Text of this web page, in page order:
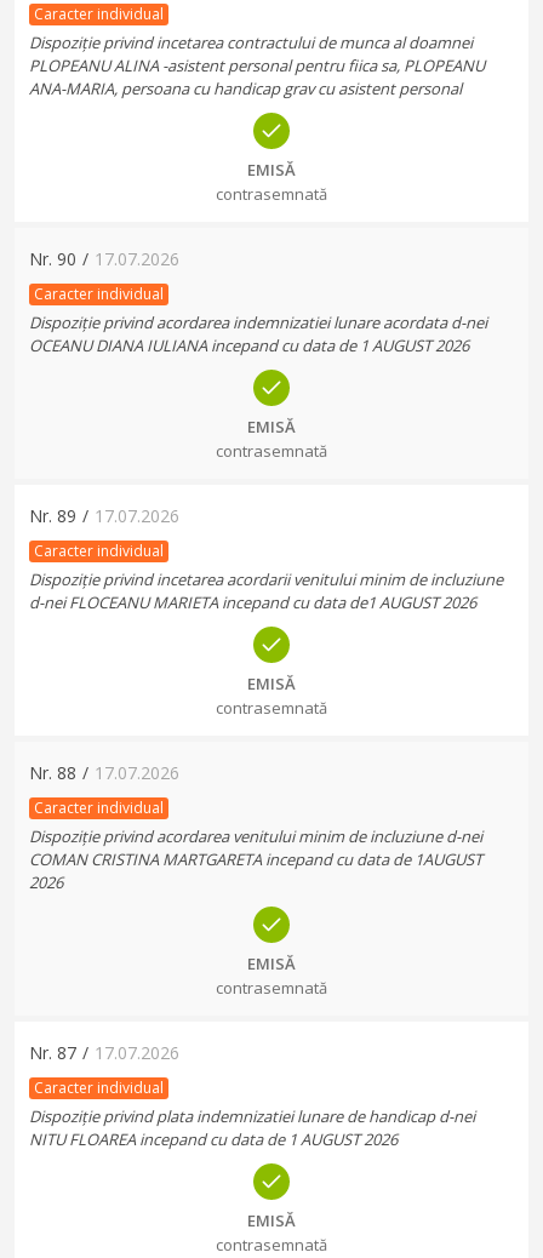
Caracter individual
Dispoziție privind incetarea contractului de munca al doamnei
PLOPEANU ALINA -asistent personal pentru fiica sa, PLOPEANU
ANA-MARIA, persoana cu handicap grav cu asistent personal
EMISĂ
contrasemnată
Nr. 90 / 17.07.2026
Caracter individual
Dispoziție privind acordarea indemnizatiei lunare acordata d-nei
OCEANU DIANA IULIANA incepand cu data de 1 AUGUST 2026
EMISĂ
contrasemnată
Nr. 89 / 17.07.2026
Caracter individual
Dispoziție privind incetarea acordarii venitului minim de incluziune
d-nei FLOCEANU MARIETA incepand cu data de1 AUGUST 2026
EMISĂ
contrasemnată
Nr. 88 / 17.07.2026
Caracter individual
Dispoziție privind acordarea venitului minim de incluziune d-nei
COMAN CRISTINA MARTGARETA incepand cu data de 1AUGUST
2026
EMISĂ
contrasemnată
Nr. 87 / 17.07.2026
Caracter individual
Dispoziție privind plata indemnizatiei lunare de handicap d-nei
NITU FLOAREA incepand cu data de 1 AUGUST 2026
EMISĂ
contrasemnată